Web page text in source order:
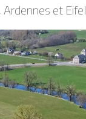
Ardennes et Eifel